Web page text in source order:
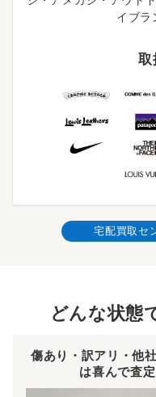
イブラ
取
宅配買取セ
どんな状態
傷あり・訳アリ・他
は喜んで査